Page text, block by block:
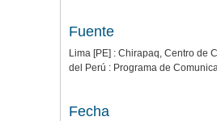
Fuente
Lima [PE] : Chirapaq, Centro de
del Perú : Programa de
Fecha